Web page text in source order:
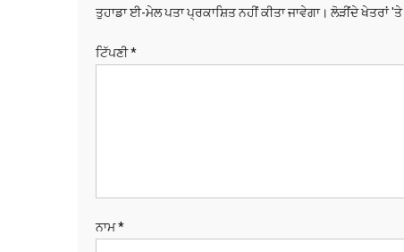
ਤੁਹਾਡਾ ਈ-ਮੇਲ ਪਤਾ ਪ੍ਰਕਾਸ਼ਿਤ ਨਹੀਂ ਕੀਤਾ ਜਾਵੇਗਾ। ਲੋੜੀਂਦੇ ਖੇਤਰਾਂ 'ਤੇ
ਟਿੱਪਣੀ*
ਨਾਮ*